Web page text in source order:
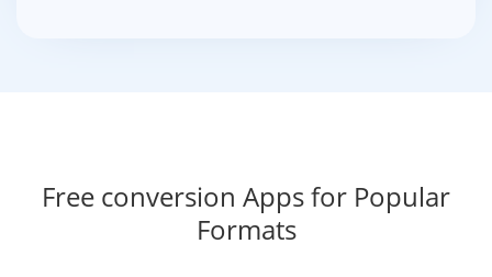
Free conversion Apps for Popular
Formats